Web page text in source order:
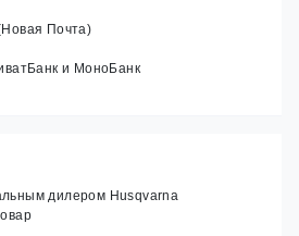
Почта)
и МоноБанк
дилером Husqvarna